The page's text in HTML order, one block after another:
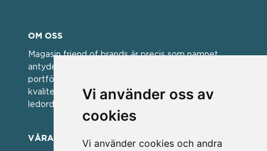
Vi använder oss av
cookies
Vi använder cookies och andra
OM OSS
Magasin friend of brands är precis som namnet
antyder; en vän av varumärken. Vi har idag en stor
portfölj med välkända varumärken med hög
kvalitet. För oss har kvalitet alltid varit ett av
ledorden och som styrt vår verksamhet.
VÅRA VARUMÄRKEN